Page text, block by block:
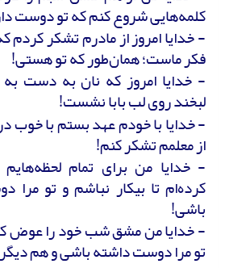
کلمه‌هایی شروع کنم که تو دوست
- خدایا امروز از مادرم تشکر کردم
فکر ماست؛ همان‌طور که تو هستی!
- خدایا امروز که نان به دست به
لبخند روی لب بابا نشست!
- خدایا با خودم عهد بستم با
از معلمم تشکر کنم!
- خدایا من برای تمام لحظه‌هایم
کرده‌ام تا بیکار نباشم و تو مرا
باشی!
- خدایا من مشق شب خود را عوض
تو مرا دوست داشته باشی و هم